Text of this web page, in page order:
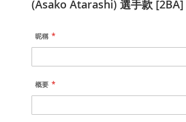
(Asako Atarashi) 選手款
昵稱
概要